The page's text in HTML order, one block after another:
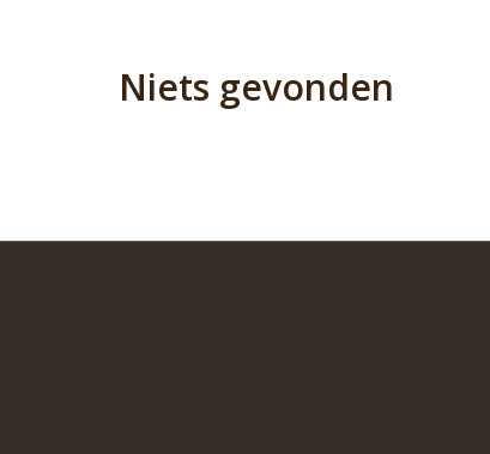
Niets gevonden